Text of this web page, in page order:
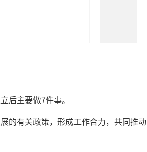
后主要做7件事。
的有关政策，形成工作合力，共同推动